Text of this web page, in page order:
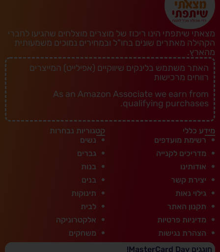
מצאתי שיתפתי הינו ריכוז של מוצרים מוצלחים שהגיעו לחברי
הקהילה מאתרים שונים בחו"ל ובמחירים נמוכים משמעותית
מהארץ.
האתר משתמש בלינקים שיווקיים (אפילייט) המייצרים
רווחים מרכישות
As an Amazon Associate we earn from
qualifying purchases.
מידע כללי
רשימת מועדפים
מדריכים לקנייה
אודותינו
יצירת קשר
גילוי נאות
תקנון האתר
מדיניות פרטיות
הצהרת נגישות
קטגוריות נבחרות
נשים
גברים
בנות
בנים
תינוקות
לבית
אלקטרוניקה
משחקים
חוגגים MasterCard Day!